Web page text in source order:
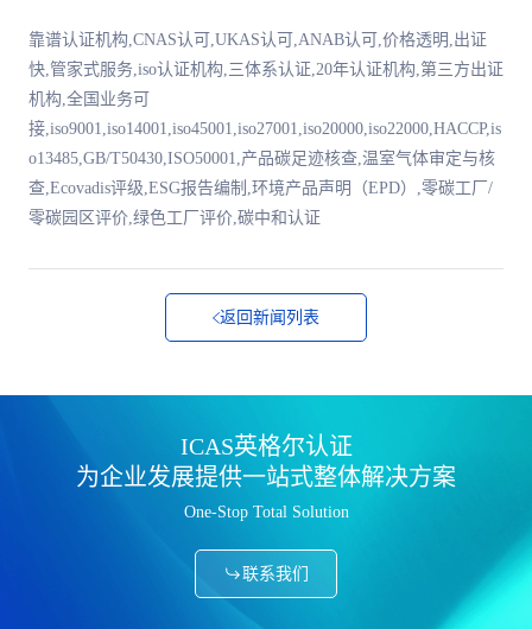
靠谱认证机构,CNAS认可,UKAS认可,ANAB认可,价格透明,出证
快,管家式服务,iso认证机构,三体系认证,20年认证机构,第三方出证
机构,全国业务可
接,iso9001,iso14001,iso45001,iso27001,iso20000,iso22000,HACCP,is
o13485,GB/T50430,ISO50001,产品碳足迹核查,温室气体审定与核
查,Ecovadis评级,ESG报告编制,环境产品声明（EPD）,零碳工厂/
零碳园区评价,绿色工厂评价,碳中和认证
返回新闻列表
ICAS英格尔认证
为企业发展提供一站式整体解决方案
One-Stop Total Solution
联系我们